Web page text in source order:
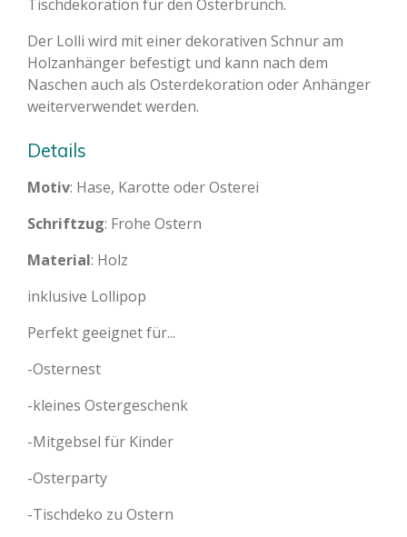
Tischdekoration für den Osterbrunch.
Der Lolli wird mit einer dekorativen Schnur am
Holzanhänger befestigt und kann nach dem
Naschen auch als Osterdekoration oder Anhänger
weiterverwendet werden.
Details
Motiv: Hase, Karotte oder Osterei
Schriftzug: Frohe Ostern
Material: Holz
inklusive Lollipop
Perfekt geeignet für...
-Osternest
-kleines Ostergeschenk
-Mitgebsel für Kinder
-Osterparty
-Tischdeko zu Ostern